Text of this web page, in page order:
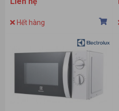
Hết hàng